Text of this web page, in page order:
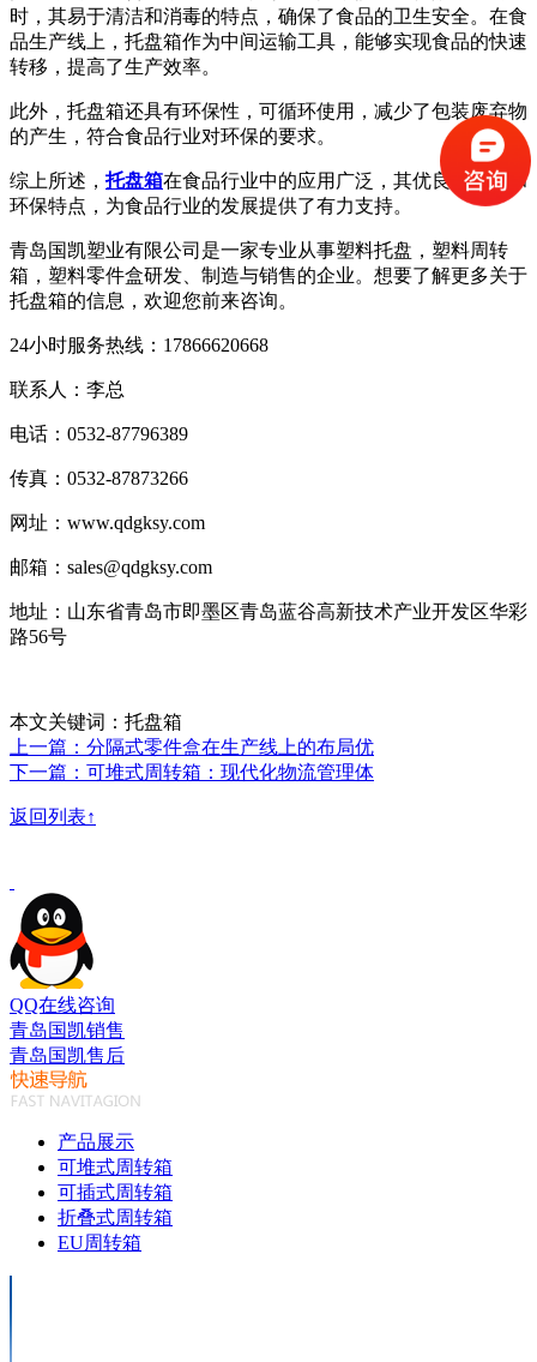
时，其易于清洁和消毒的特点，确保了食品的卫生安全。在食
品生产线上，托盘箱作为中间运输工具，能够实现食品的快速
转移，提高了生产效率。
此外，托盘箱还具有环保性，可循环使用，减少了包装废弃物
的产生，符合食品行业对环保的要求。
综上所述，托盘箱在食品行业中的应用广泛，其优良的性能和
环保特点，为食品行业的发展提供了有力支持。
青岛国凯塑业有限公司是一家专业从事塑料托盘，塑料周转
箱，塑料零件盒研发、制造与销售的企业。想要了解更多关于
托盘箱的信息，欢迎您前来咨询。
24小时服务热线：17866620668
联系人：李总
电话：0532-87796389
传真：0532-87873266
网址：www.qdgksy.com
邮箱：sales@qdgksy.com
地址：山东省青岛市即墨区青岛蓝谷高新技术产业开发区华彩
路56号
本文关键词：托盘箱
上一篇：分隔式零件盒在生产线上的布局优
下一篇：可堆式周转箱：现代化物流管理体
返回列表↑
QQ在线咨询
青岛国凯销售
青岛国凯售后
产品展示
可堆式周转箱
可插式周转箱
折叠式周转箱
EU周转箱